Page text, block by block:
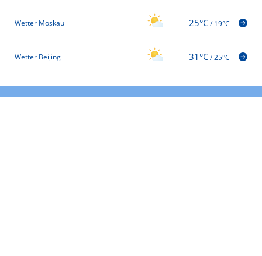
Wetter Moskau 25°C/19°C
Wetter Beijing 31°C/25°C